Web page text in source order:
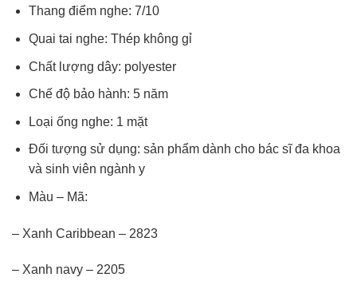
Thang điểm nghe: 7/10
Quai tai nghe: Thép không gỉ
Chất lượng dây: polyester
Chế độ bảo hành: 5 năm
Loại ống nghe: 1 mặt
Đối tượng sử dụng: sản phẩm dành cho bác sĩ đa khoa
và sinh viên ngành y
Màu – Mã:
– Xanh Caribbean – 2823
– Xanh navy – 2205